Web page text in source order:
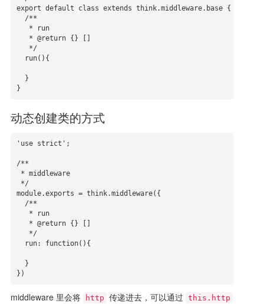
export default class extends think.middleware.base {
}
动态创建类的方式
'use strict';
/**
module.exports = think.middleware({
})
middleware 里会将 http 传递进去，可以通过 this.http